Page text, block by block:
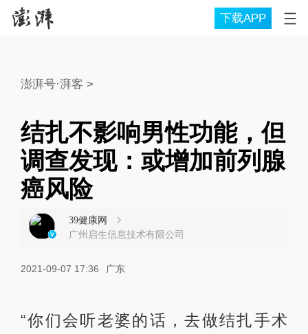
下载APP
澎湃号·湃客 >
结扎不影响男性功能，但
调查发现：或增加前列腺
癌风险
39健康网
广州启生信息技术有限公司
2021-09-07 17:36 广东
“你们会听老婆的话，去做结扎手术